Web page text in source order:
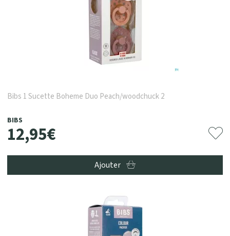
Bibs 1 Sucette Boheme Duo Peach/woodchuck 2
BIBS
12,95€
Ajouter